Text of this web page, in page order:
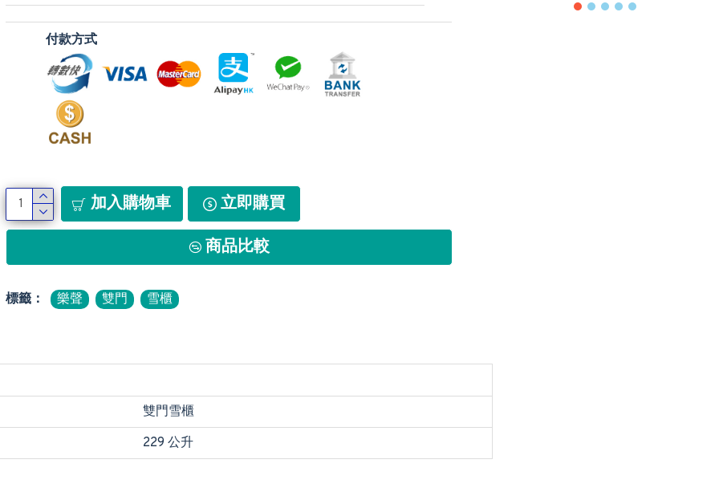
付款方式
加入購物車 立即購買
商品比較
標籤： 樂聲 雙門 雪櫃
雙門雪櫃
229 公升